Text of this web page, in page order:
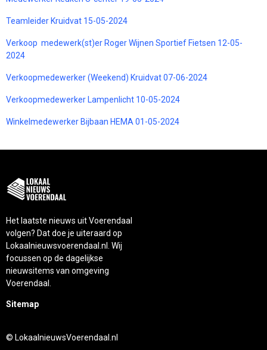
Teamleider Kruidvat 15-05-2024
Verkoop medewerk(st)er Roger Wijnen Sportief Fietsen 12-05-
2024
Verkoopmedewerker (Weekend) Kruidvat 07-06-2024
Verkoopmedewerker Lampenlicht 10-05-2024
Winkelmedewerker Bijbaan HEMA 01-05-2024
Het laatste nieuws uit Voerendaal
volgen? Dat doe je uiteraard op
Lokaalnieuwsvoerendaal.nl. Wij
focussen op de dagelijkse
nieuwsitems van omgeving
Voerendaal.
Sitemap
© LokaalnieuwsVoerendaal.nl